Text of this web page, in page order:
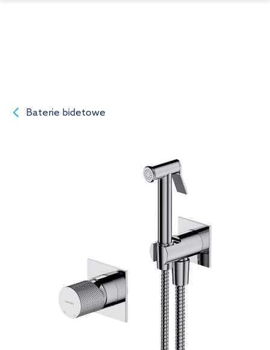
Baterie bidetowe